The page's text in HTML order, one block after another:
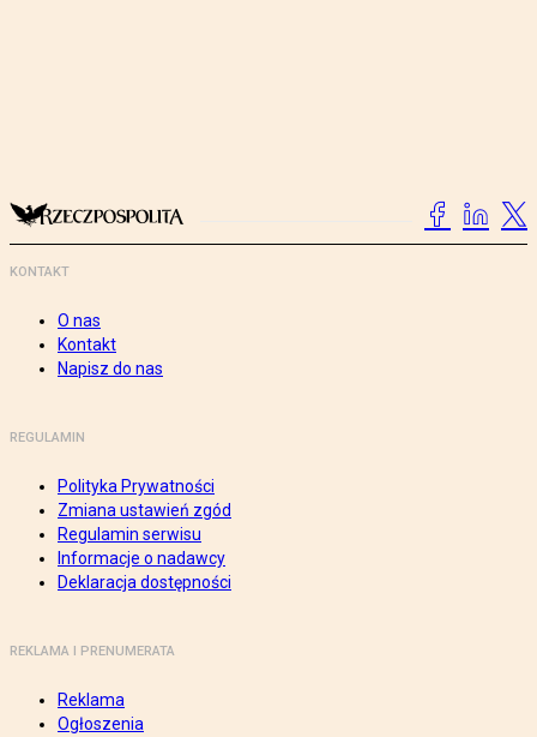
KONTAKT
O nas
Kontakt
Napisz do nas
REGULAMIN
Polityka Prywatności
Zmiana ustawień zgód
Regulamin serwisu
Informacje o nadawcy
Deklaracja dostępności
REKLAMA I PRENUMERATA
Reklama
Ogłoszenia